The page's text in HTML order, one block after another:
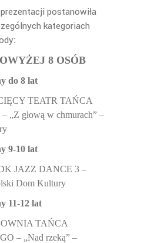
postanowiła
kategoriach
:
8 OSÓB
do 8 lat
TEATR TAŃCA
„Z głową w chmurach” –
9-10 lat
JAZZ DANCE 3 –
Dom Kultury
11-12 lat
TAŃCA
– „Nad rzeką” –